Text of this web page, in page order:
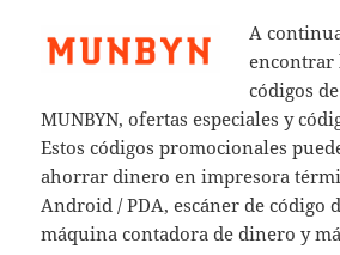
A
encontrar
códigos
MUNBYN, ofertas especiales y
Estos códigos promocionales
ahorrar dinero en impresora
Android / PDA, escáner de código
máquina contadora de dinero y